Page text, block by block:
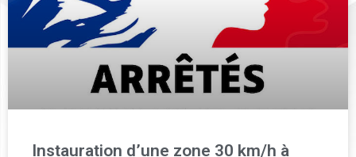
Instauration d’une zone 30 km/h à